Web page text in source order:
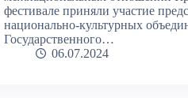
фестивале приняли участие
национально-культурных
Государственного…
06.07.2024